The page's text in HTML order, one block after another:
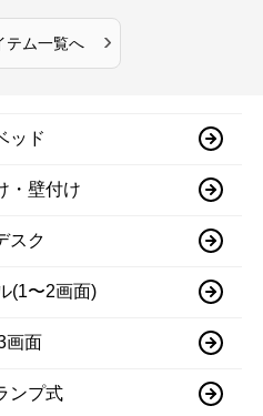
テム一覧へ ›
ッド
・壁付け
スク
(1〜2画面)
画面
ンプ式